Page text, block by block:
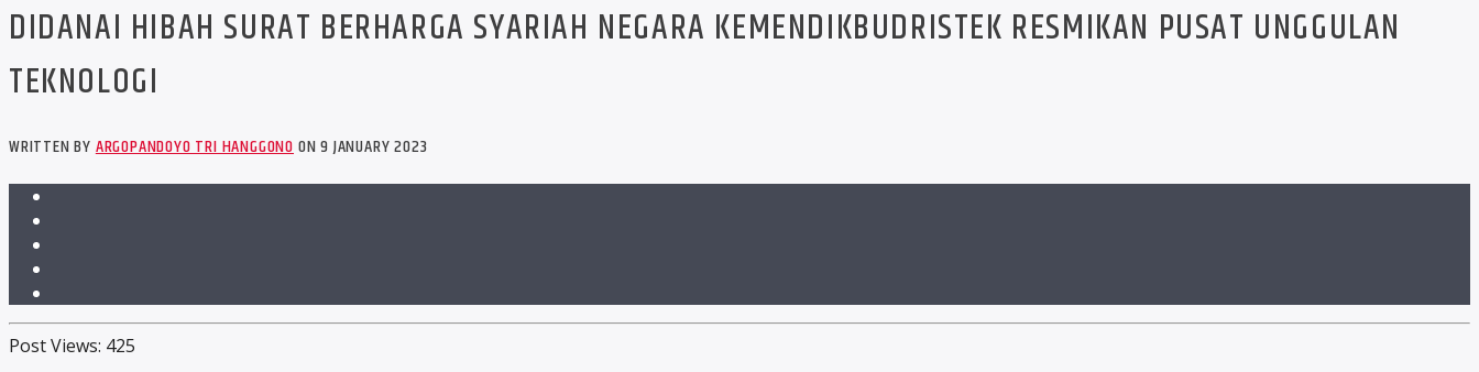
DIDANAI HIBAH SURAT BERHARGA SYARIAH NEGARA KEMENDIKBUDRISTEK RESMIKAN PUSAT UNGGULAN
TEKNOLOGI
WRITTEN BYARGOPANDOYO TRI HANGGONOON 9 JANUARY 2023
Post Views: 425